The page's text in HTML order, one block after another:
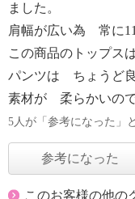
ました。
肩幅が広い為 常に
この商品のトップス
パンツは ちょうど良
素材が 柔らかいの
5人が「参考になった」
参考になった
このお客様の他の